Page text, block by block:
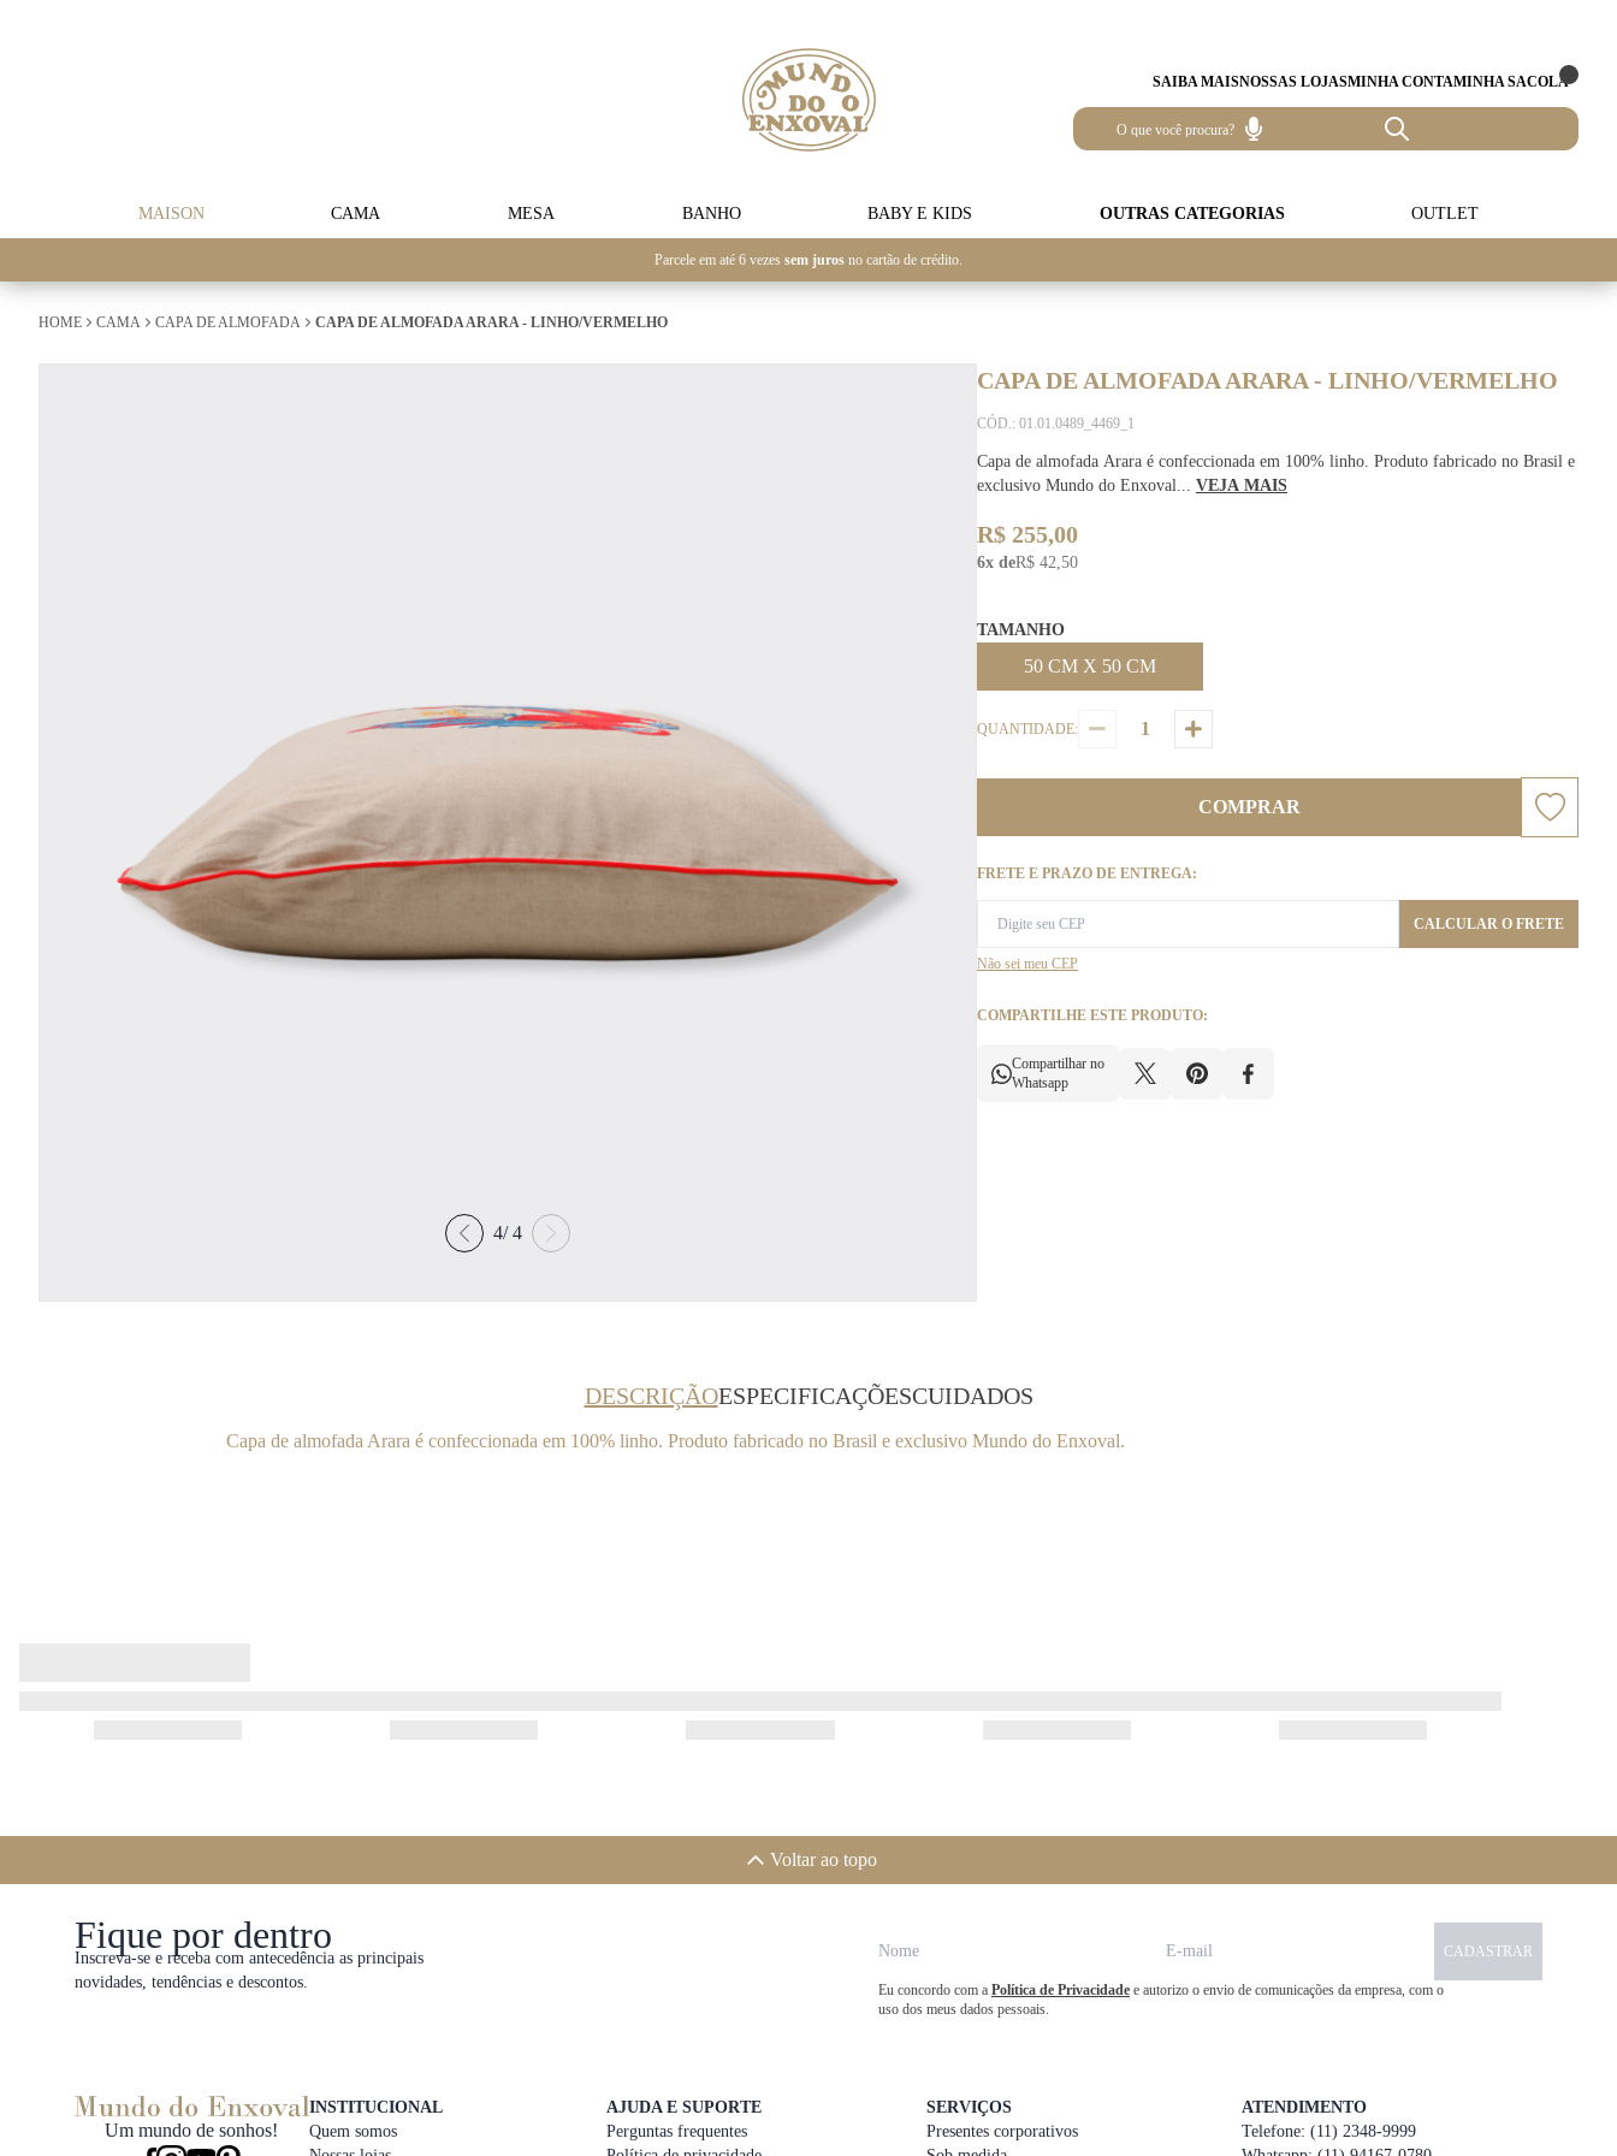
SAIBA MAISNOSSAS LOJASMINHA CONTAMINHA SACOLA
MAISON CAMA MESA BANHO BABY E KIDS OUTRAS CATEGORIAS OUTLET
Parcele em até 6 vezes sem juros no cartão de crédito.
HOME CAMA CAPA DE ALMOFADA CAPA DE ALMOFADA ARARA - LINHO/VERMELHO
4/4
CAPA DE ALMOFADA ARARA - LINHO/VERMELHO
CÓD.: 01.01.0489_4469_1
Capa de almofada Arara é confeccionada em 100% linho. Produto fabricado no Brasil e
exclusivo Mundo do Enxoval... VEJA MAIS
R$ 255,00
6x deR$ 42,50
TAMANHO
50 CM X 50 CM
QUANTIDADE:
COMPRAR
FRETE E PRAZO DE ENTREGA:
CALCULAR O FRETE
Não sei meu CEP
COMPARTILHE ESTE PRODUTO:
Compartilhar no
Whatsapp
DESCRIÇÃOESPECIFICAÇÕESCUIDADOS
Capa de almofada Arara é confeccionada em 100% linho. Produto fabricado no Brasil e exclusivo Mundo do Enxoval.
Voltar ao topo
Fique por dentro
Inscreva-se e receba com antecedência as principais
novidades, tendências e descontos.
CADASTRAR
Eu concordo com a Política de Privacidade e autorizo o envio de comunicações da empresa, com o
uso dos meus dados pessoais.
Um mundo de sonhos!
INSTITUCIONAL
Quem somos
AJUDA E SUPORTE
Perguntas frequentes
SERVIÇOS
Presentes corporativos
ATENDIMENTO
Telefone: (11) 2348-9999